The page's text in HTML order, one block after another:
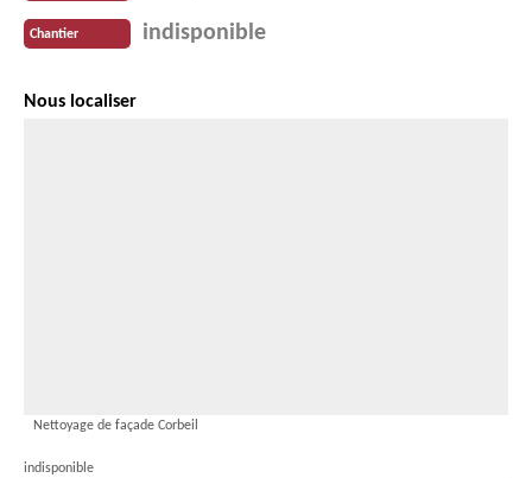
Chantier indisponible
Nous localiser
Nettoyage de façade Corbeil
indisponible